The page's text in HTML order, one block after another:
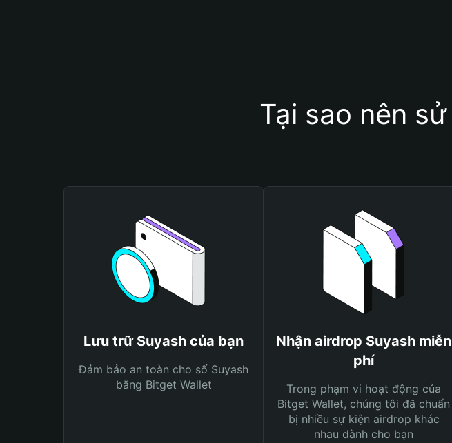
Tại sao nên
Lưu trữ Suyash của bạn
Đảm bảo an toàn cho số Suyash
bằng Bitget Wallet
Nhận airdrop Suyash miễn
phí
Trong phạm vi hoạt động của
Bitget Wallet, chúng tôi đã chuẩn
bị nhiều sự kiện airdrop khác
nhau dành cho bạn